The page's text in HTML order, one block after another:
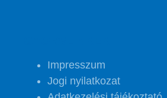
Impresszum
Jogi nyilatkozat